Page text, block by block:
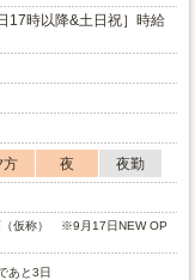
17時以降&土日祝］時給
方 夜
夜勤
仮称） ※9月17日NEW OP
あと3日